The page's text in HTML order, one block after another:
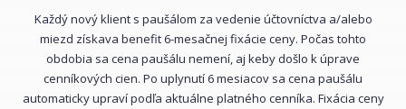
Každý nový klient s paušálom za vedenie účtovníctva a/alebo
miezd získava benefit 6-mesačnej fixácie ceny. Počas tohto
obdobia sa cena paušálu nemení, aj keby došlo k úprave
cenníkových cien. Po uplynutí 6 mesiacov sa cena paušálu
automaticky upraví podľa aktuálne platného cenníka. Fixácia ceny